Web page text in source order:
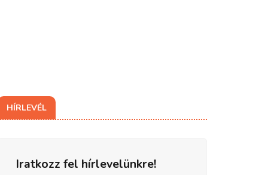
HÍRLEVÉL
Iratkozz fel hírlevelünkre!